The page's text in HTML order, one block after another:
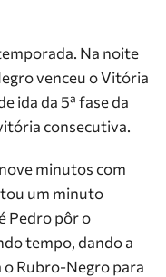
Na noite
venceu o Vitória
ida da 5ª fase da
consecutiva.
minutos com
um minuto
Pedro pôr o
tempo, dando a
Rubro-Negro para